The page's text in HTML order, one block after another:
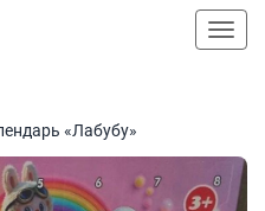
«Лабубу»